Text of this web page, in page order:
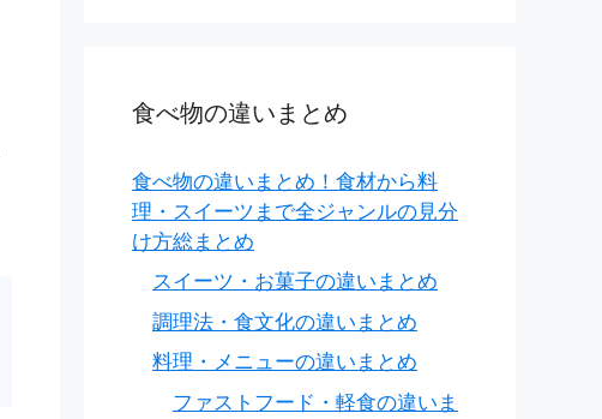
食べ物の違いまとめ
食べ物の違いまとめ！食材から料
理・スイーツまで全ジャンルの見分
け方総まとめ
スイーツ・お菓子の違いまとめ
調理法・食文化の違いまとめ
料理・メニューの違いまとめ
ファストフード・軽食の違いま